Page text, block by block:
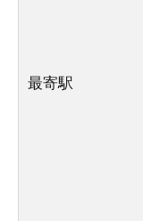
最寄駅